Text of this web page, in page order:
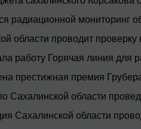
радиационной мониторинг
области проводит
работу Горячая линия
престижная премия
Сахалинской области
Сахалинской области